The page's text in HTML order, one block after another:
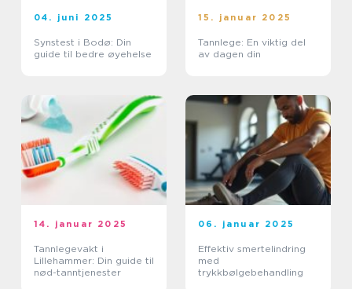
04. juni 2025
Synstest i Bodø: Din
guide til bedre øyehelse
15. januar 2025
Tannlege: En viktig del
av dagen din
14. januar 2025
Tannlegevakt i
Lillehammer: Din guide til
nød-tanntjenester
06. januar 2025
Effektiv smertelindring
med
trykkbølgebehandling